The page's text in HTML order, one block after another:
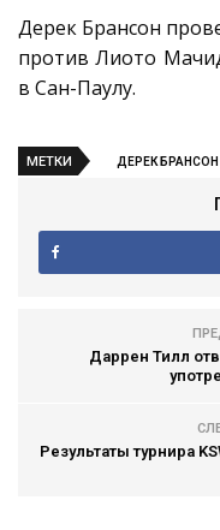
Дерек Брансон
против Лиото
в Сан-Паулу.
МЕТКИ ДЕРЕК БРАНСОН
Даррен Тилл
Результаты турнира